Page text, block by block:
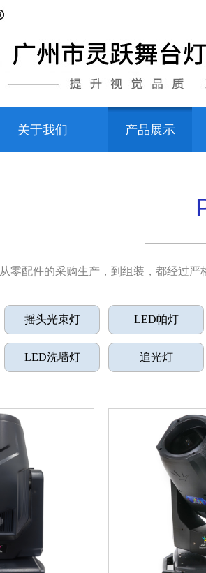
关于我们 产品展示
从零配件的采购生产，到组装，都经过
摇头光束灯 LED帕灯
LED洗墙灯 追光灯